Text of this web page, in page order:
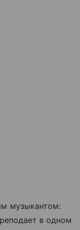
музыкантом:
в одном